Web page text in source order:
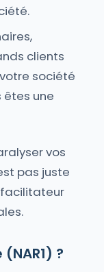
clients
société
êtes une
vos
pas juste
?